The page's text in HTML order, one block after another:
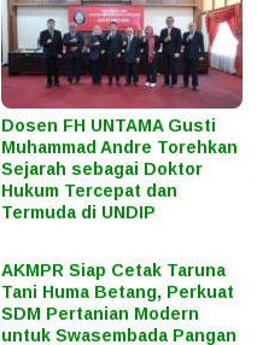
Dosen FH UNTAMA Gusti
Muhammad Andre Torehkan
Sejarah sebagai Doktor
Hukum Tercepat dan
Termuda di UNDIP
AKMPR Siap Cetak Taruna
Tani Huma Betang, Perkuat
SDM Pertanian Modern
untuk Swasembada Pangan